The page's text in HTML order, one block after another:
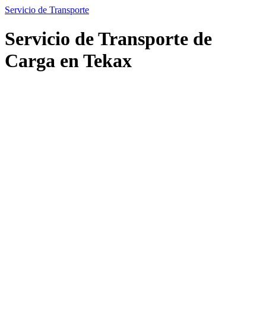
Servicio de Transporte
Servicio de Transporte de
Carga en Tekax